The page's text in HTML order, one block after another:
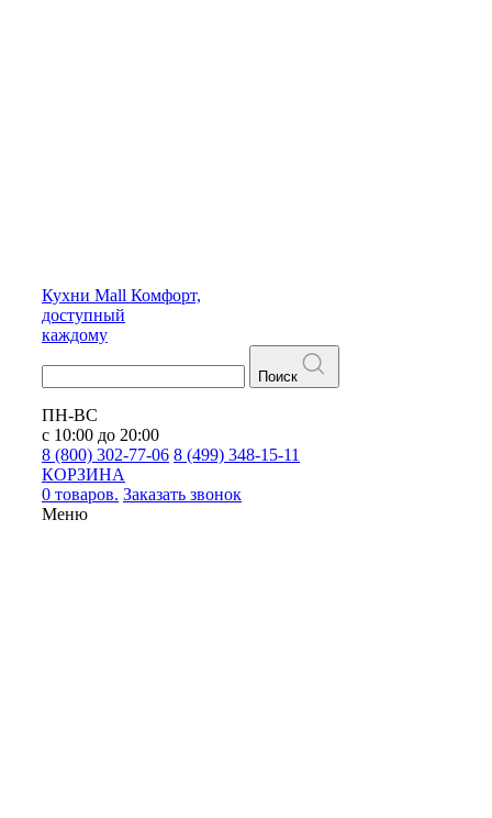
Кухни Mall Комфорт,
доступный
каждому
Поиск
ПН-ВС
с 10:00 до 20:00
8 (800) 302-77-06 8 (499) 348-15-11
КОРЗИНА
0 товаров. Заказать звонок
Меню